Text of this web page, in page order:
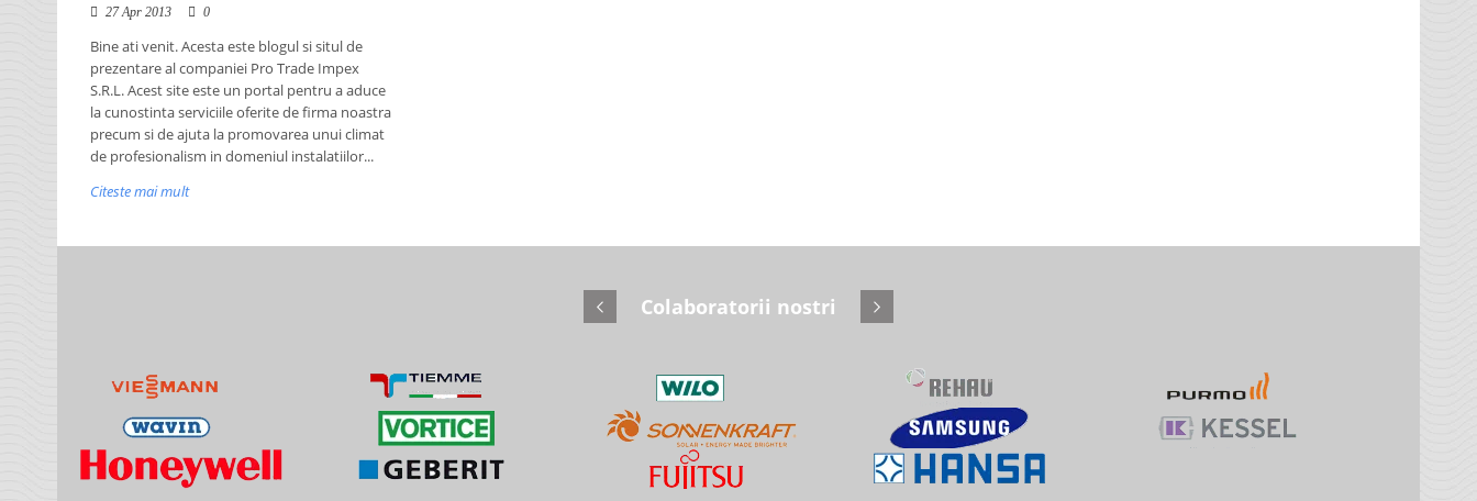
27 Apr 2013 0
Bine ati venit. Acesta este blogul si situl de
prezentare al companiei Pro Trade Impex
S.R.L. Acest site este un portal pentru a aduce
la cunostinta serviciile oferite de firma noastra
precum si de ajuta la promovarea unui climat
de profesionalism in domeniul instalatiilor...
Citeste mai mult
Colaboratorii nostri